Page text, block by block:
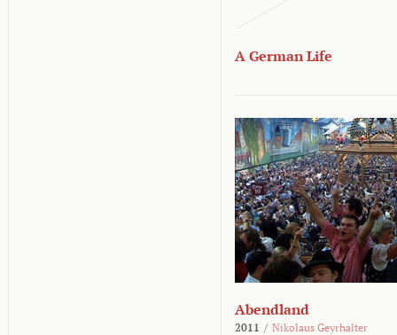
A German Life
Abendland
2011 / Nikolaus Geyrhalter